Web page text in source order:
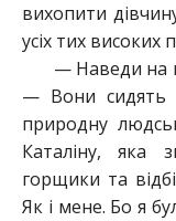
вихопити
усіх тих високих
— Наведи на
— Вони сидять
природну
Каталіну,
горщики та
Як і мене. Бо я